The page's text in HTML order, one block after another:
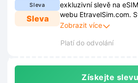
Sleva
Sleva
exkluzivní slevě na
webu EtravelSim.com.
připojení bez poplatků
Zobrazit více
Platí do odvolání
Získejte slevu